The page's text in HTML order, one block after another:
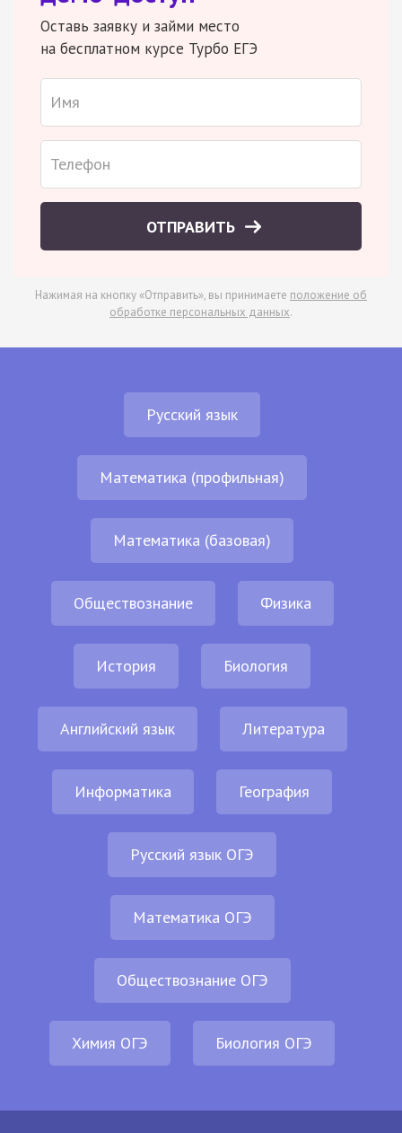
Оставь заявку и займи место
на бесплатном курсе Турбо ЕГЭ
ОТПРАВИТЬ
Нажимая на кнопку «Отправить», вы принимаете положение об
обработке персональных данных.
Русский язык
Математика (профильная)
Математика (базовая)
Обществознание Физика
История Биология
Английский язык Литература
Информатика География
Русский язык ОГЭ
Математика ОГЭ
Обществознание ОГЭ
Химия ОГЭ Биология ОГЭ